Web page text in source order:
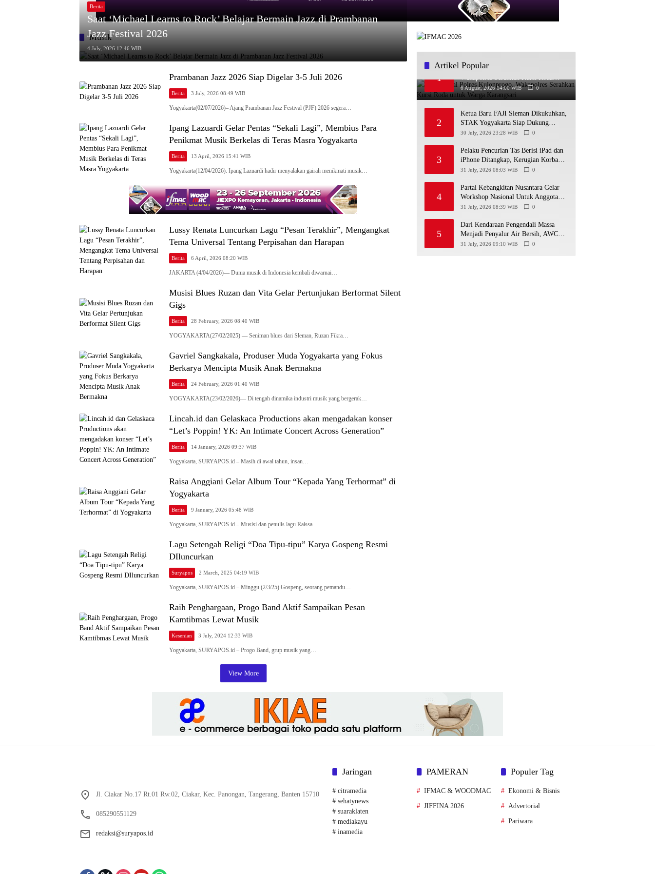
Musik
Berita
Saat ‘Michael Learns to Rock’ Belajar Bermain Jazz di Prambanan
Jazz Festival 2026
4 July, 2026 12:46 WIB
Prambanan Jazz 2026 Siap Digelar 3-5 Juli 2026
Berita 3 July, 2026 08:49 WIB
Yogyakarta(02/07/2026)– Ajang Prambanan Jazz Festival (PJF) 2026 segera…
Ipang Lazuardi Gelar Pentas “Sekali Lagi”, Membius Para
Penikmat Musik Berkelas di Teras Masra Yogyakarta
Berita 13 April, 2026 15:41 WIB
Yogyakarta(12/04/2026). Ipang Lazuardi hadir menyalakan gairah menikmati musik…
Lussy Renata Luncurkan Lagu “Pesan Terakhir”, Mengangkat
Tema Universal Tentang Perpisahan dan Harapan
Berita 6 April, 2026 08:20 WIB
JAKARTA (4/04/2026)— Dunia musik di Indonesia kembali diwarnai…
Musisi Blues Ruzan dan Vita Gelar Pertunjukan Berformat Silent
Gigs
Berita 28 February, 2026 08:40 WIB
YOGYAKARTA(27/02/2025) — Seniman blues dari Sleman, Ruzan Fikra…
Gavriel Sangkakala, Produser Muda Yogyakarta yang Fokus
Berkarya Mencipta Musik Anak Bermakna
Berita 24 February, 2026 01:40 WIB
YOGYAKARTA(23/02/2026)— Di tengah dinamika industri musik yang bergerak…
Lincah.id dan Gelaskaca Productions akan mengadakan konser
“Let’s Poppin! YK: An Intimate Concert Across Generation”
Berita 14 January, 2026 09:37 WIB
Yogyakarta, SURYAPOS.id – Masih di awal tahun, insan…
Raisa Anggiani Gelar Album Tour “Kepada Yang Terhormat” di
Yogyakarta
Berita 9 January, 2026 05:48 WIB
Yogyakarta, SURYAPOS.id – Musisi dan penulis lagu Raissa…
Lagu Setengah Religi “Doa Tipu-tipu” Karya Gospeng Resmi
DIluncurkan
Suryapos 2 March, 2025 04:19 WIB
Yogyakarta, SURYAPOS.id – Minggu (2/3/25) Gospeng, seorang pemandu…
Raih Penghargaan, Progo Band Aktif Sampaikan Pesan
Kamtibmas Lewat Musik
Kesenian 3 July, 2024 12:33 WIB
Yogyakarta, SURYAPOS.id – Progo Band, grup musik yang…
View More
Artikel Popular
1
Bakti Sosial Polres Kulonprogo,
Wakapolres Serahkan Kursi Roda
untuk Warga Karangsari
6 August, 2026 14:00 WIB 0
2
Ketua Baru FAJI Sleman Dikukuhkan,
STAK Yogyakarta Siap Dukung
Pengembangan Arung Jeram DIY
30 July, 2026 23:28 WIB 0
3
Pelaku Pencurian Tas Berisi iPad dan
iPhone Ditangkap, Kerugian Korban
Capai Rp25 Juta
31 July, 2026 08:03 WIB 0
4
Partai Kebangkitan Nusantara Gelar
Workshop Nasional Untuk Anggota
DPRD Kabupaten/Kota di Yogyakarta
31 July, 2026 08:39 WIB 0
5
Dari Kendaraan Pengendali Massa
Menjadi Penyalur Air Bersih, AWC
Polres Gunungkidul Bantu Warga
31 July, 2026 09:10 WIB 0
Jl. Ciakar No.17 Rt.01 Rw.02, Ciakar, Kec. Panongan, Tangerang, Banten 15710
085290551129
redaksi@suryapos.id
Jaringan
# citramedia
# sehatynews
# suaraklaten
# mediakayu
# inamedia
PAMERAN
IFMAC & WOODMAC
JIFFINA 2026
Populer Tag
Ekonomi & Bisnis
Advertorial
Pariwara